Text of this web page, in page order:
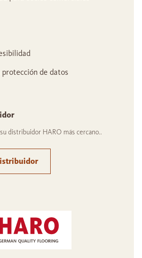
de datos
distribuidor HARO más cercano..